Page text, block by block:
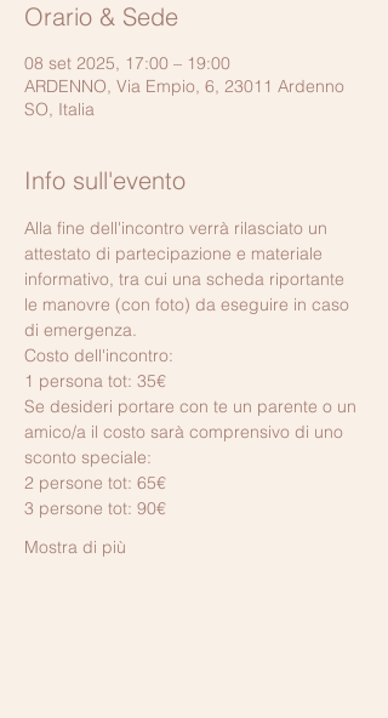
Orario & Sede
08 set 2025, 17:00 – 19:00
ARDENNO, Via Empio, 6, 23011 Ardenno
SO, Italia
Info sull'evento
Alla fine dell'incontro verrà rilasciato un
attestato di partecipazione e materiale
informativo, tra cui una scheda riportante
le manovre (con foto) da eseguire in caso
di emergenza.
Costo dell'incontro:
1 persona tot: 35€
Se desideri portare con te un parente o un
amico/a il costo sarà comprensivo di uno
sconto speciale:
2 persone tot: 65€
3 persone tot: 90€
Mostra di più